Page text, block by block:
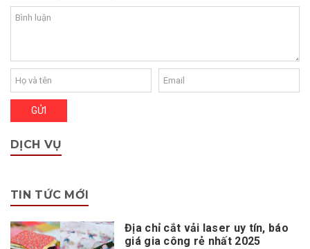
DỊCH VỤ
TIN TỨC MỚI
Địa chỉ cắt vải laser uy tín, báo
giá gia công rẻ nhất 2025